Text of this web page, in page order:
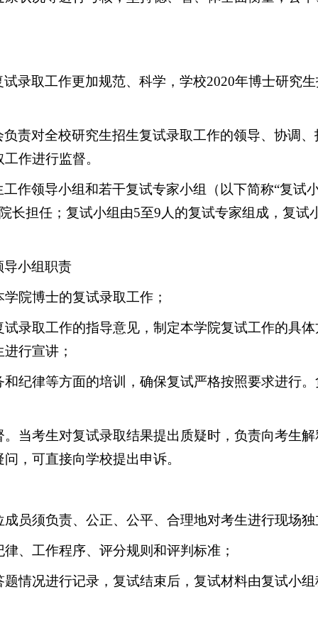
录取工作更加规范、科学，学校2020年博士研究
责对全校研究生招生复试录取工作的领导、协调
作进行监督。
作领导小组和若干复试专家小组（以下简称“复试
长担任； 复试小组由5至9 人的复试专家组成， 复试
导小组职责
院博士的复试录取工作；
录取工作的指导意见，制定本学院复试工作的具
行宣讲；
纪律等方面的培训，确保复试严格按照要求进行
当考生对复试录取结果提出质疑时，负责向考生
，可直接向学校提出申诉。
成员须负责、公正、公平、合理地对考生进行现场
、工作程序、评分规则和评判标准；
情况进行记录， 复试结束后， 复试材料由复试小